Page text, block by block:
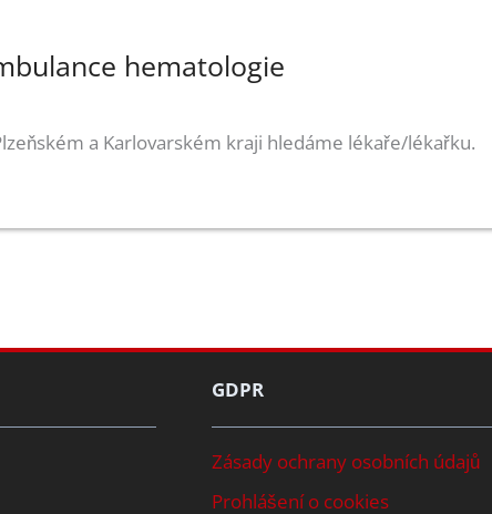
hematologie
a Karlovarském kraji hledáme lékaře/lékařku.
GDPR
Zásady ochrany osobních údajů
Prohlášení o cookies